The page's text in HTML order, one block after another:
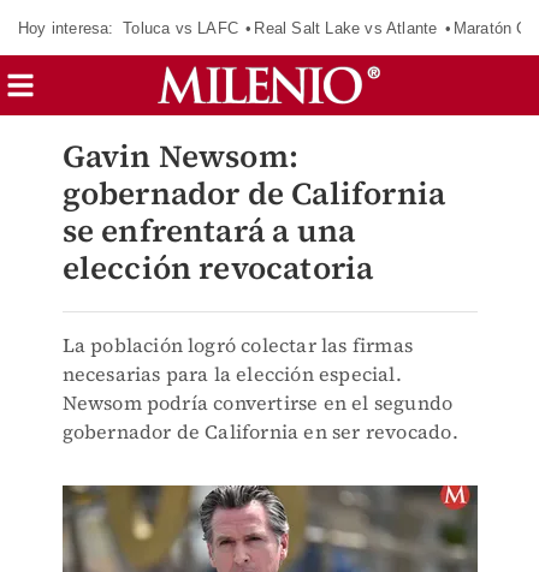
Hoy interesa: Toluca vs LAFC Real Salt Lake vs Atlante Maratón
Gavin Newsom:
gobernador de California
se enfrentará a una
elección revocatoria
La población logró colectar las firmas
necesarias para la elección especial.
Newsom podría convertirse en el segundo
gobernador de California en ser revocado.